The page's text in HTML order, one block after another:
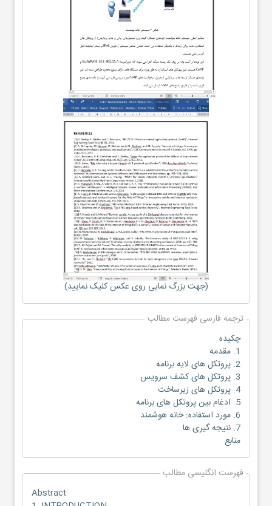
(جهت بزرگ نمایی روی عکس کلیک نمایید)
ترجمه فارسی فهرست مطالب
چکیده
1. مقدمه
2. پروتکل های لایه برنامه
3. پروتکل های کشف سرویس
4. پروتکل های زیرساخت
5. ادغام بین پروتکل های برنامه
6. مورد استفاده: خانه هوشمند
7. نتیجه گیری ها
منابع
فهرست انگلیسی مطالب
Abstract